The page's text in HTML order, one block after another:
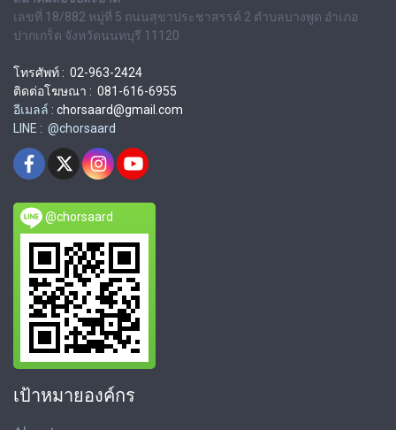
เลขที่ 18/882 หมู่ที่ 5 ถนนสุขาประชาสรรค์ 2 ตำบลบางพูด อำเภอ
ปากเกร็ด จังหวัดนนทบุรี 11120
โทรศัพท์ : 02-963-2424
ติดต่อโฆษณา : 081-616-6955
อีเมลล์ : chorsaard@gmail.com
LINE : @chorsaard
@chorsaard
เป้าหมายองค์กร